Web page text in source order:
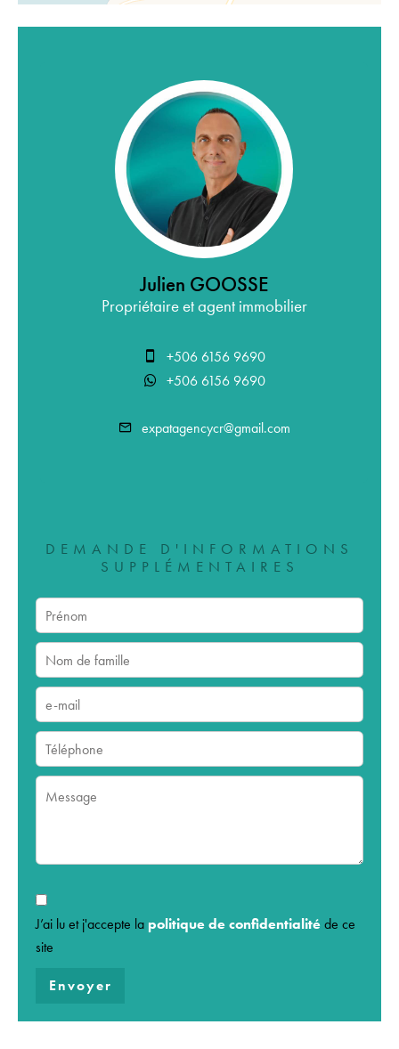
Julien GOOSSE
Propriétaire et agent immobilier
+506 6156 9690
+506 6156 9690
expatagencycr@gmail.com
DEMANDE D'INFORMATIONS
SUPPLÉMENTAIRES
J’ai lu et j'accepte la politique de confidentialité de ce
site
Envoyer